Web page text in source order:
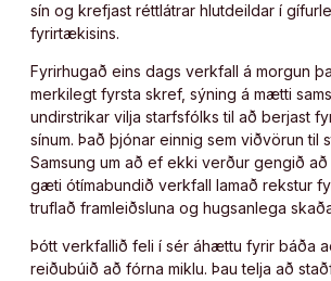
sín og krefjast réttlátrar hlutdeildar í
fyrirtækisins.
Fyrirhugað eins dags verkfall á morgun
merkilegt fyrsta skref, sýning á mætti
undirstrikar vilja starfsfólks til að berjast
sínum. Það þjónar einnig sem viðvörun til
Samsung um að ef ekki verður gengið
gæti ótímabundið verkfall lamað rekstur
truflað framleiðsluna og hugsanlega
Þótt verkfallið feli í sér áhættu fyrir báða
reiðubúið að fórna miklu. Þau telja að